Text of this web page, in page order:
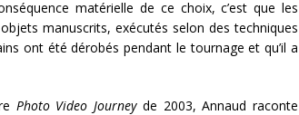
matérielle de ce choix, c’est que les
manuscrits, exécutés selon des techniques
ont été dérobés pendant le tournage et qu’il a
Photo Video Journeyde 2003, Annaud raconte